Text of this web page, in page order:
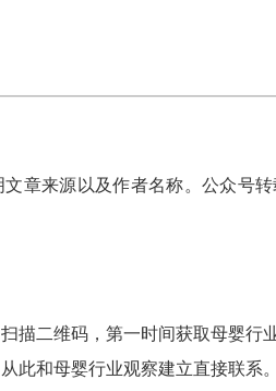
章来源以及作者名称。公众号
扫描二维码，第一时间获取母婴行
从此和母婴行业观察建立直接联系。